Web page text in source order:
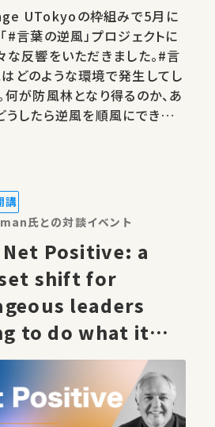
UTokyoの枠組みで5月に
#言葉の逆風」プロジェクトに
な反響をいただきました。#言
どのような環境で発生してし
何が防風林となり得るのか、あ
うしたら逆風を順風にできるの
様
センター ジェンダー…
講
氏との対談イベント
shift for
leaders
to do what it
to create an
and sustainable